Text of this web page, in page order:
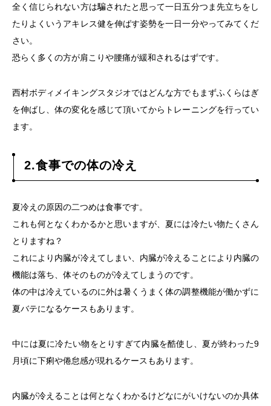
全く信じられない方は騙されたと思って一日五分つま先立ちをし
たりよくいうアキレス健を伸ばす姿勢を一日一分やってみてくだ
さい。
恐らく多くの方が肩こりや腰痛が緩和されるはずです。
西村ボディメイキングスタジオではどんな方でもまずふくらはぎ
を伸ばし、体の変化を感じて頂いてからトレーニングを行ってい
ます。
2.食事での体の冷え
夏冷えの原因の二つめは食事です。
これも何となくわかるかと思いますが、夏には冷たい物たくさん
とりますね？
これにより内臓が冷えてしまい、内臓が冷えることにより内臓の
機能は落ち、体そのものが冷えてしまうのです。
体の中は冷えているのに外は暑くうまく体の調整機能が働かずに
夏バテになるケースもあります。
中には夏に冷たい物をとりすぎて内臓を酷使し、夏が終わった9
月頃に下痢や倦怠感が現れるケースもあります。
内臓が冷えることは何となくわかるけどなにがいけないのか具体